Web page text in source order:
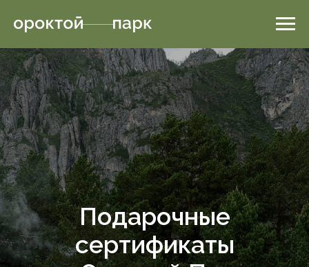
Подарочные
сертификаты